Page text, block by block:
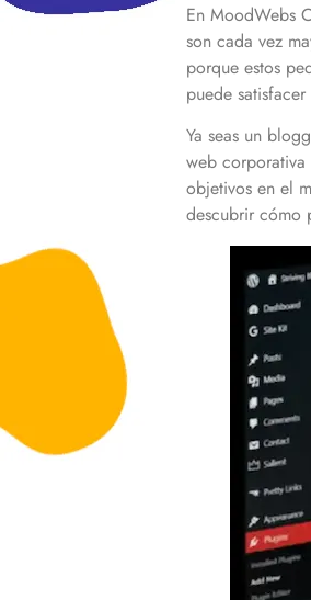
En MoodWebs
son cada vez
porque estos
puede
Ya seas un
web
objetivos en el
descubrir cómo